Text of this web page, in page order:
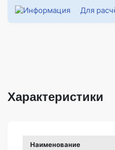
Для
Характеристики
Наименование